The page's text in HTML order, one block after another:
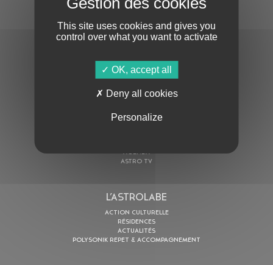
S'ABONNER À LA NEWSLETTER
En cochant cette case, j’accepte la Politique de confidentialité
AGENDA
ASTRO TV
L’ASTROLABE
ACTION CULTURELLE
RÉSIDENCES
ACTUALITÉS
POLYSONIK REPET & ACCOMPAGNEMENT
This site uses cookies and gives you
control over what you want to activate
OK, accept all
Deny all cookies
Personalize